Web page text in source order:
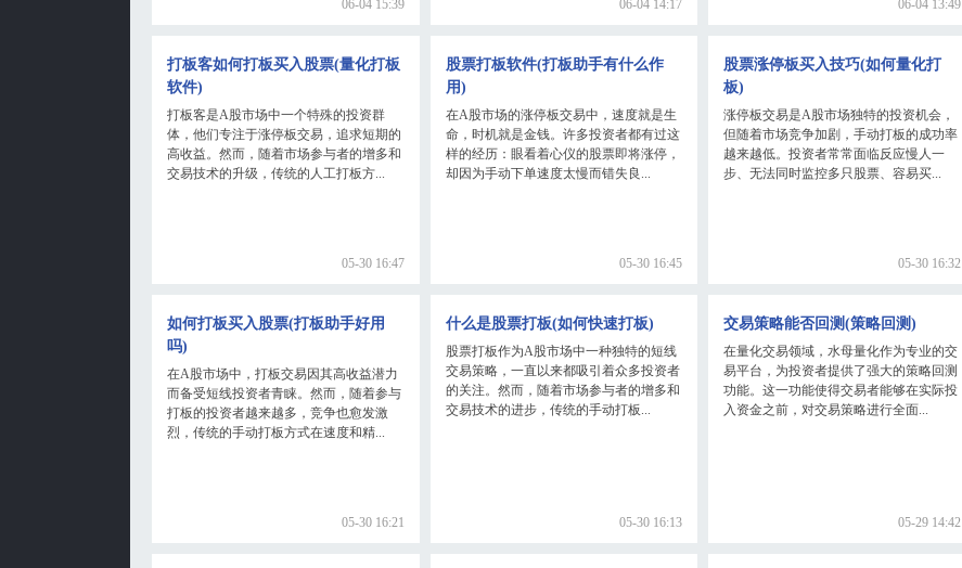
06-04 15:39 06-04 14:17 06-04 13:49
打板客如何打板买入股票(量化打板
软件)
打板客是A股市场中一个特殊的投资群
体，他们专注于涨停板交易，追求短期的
高收益。然而，随着市场参与者的增多和
交易技术的升级，传统的人工打板方...
05-30 16:47
股票打板软件(打板助手有什么作
用)
在A股市场的涨停板交易中，速度就是生
命，时机就是金钱。许多投资者都有过这
样的经历：眼看着心仪的股票即将涨停，
却因为手动下单速度太慢而错失良...
05-30 16:45
股票涨停板买入技巧(如何量化打
板)
涨停板交易是A股市场独特的投资机会，
但随着市场竞争加剧，手动打板的成功率
越来越低。投资者常常面临反应慢人一
步、无法同时监控多只股票、容易买...
05-30 16:32
如何打板买入股票(打板助手好用
吗)
在A股市场中，打板交易因其高收益潜力
而备受短线投资者青睐。然而，随着参与
打板的投资者越来越多，竞争也愈发激
烈，传统的手动打板方式在速度和精...
05-30 16:21
什么是股票打板(如何快速打板)
股票打板作为A股市场中一种独特的短线
交易策略，一直以来都吸引着众多投资者
的关注。然而，随着市场参与者的增多和
交易技术的进步，传统的手动打板...
05-30 16:13
交易策略能否回测(策略回测)
在量化交易领域，水母量化作为专业的交
易平台，为投资者提供了强大的策略回测
功能。这一功能使得交易者能够在实际投
入资金之前，对交易策略进行全面...
05-29 14:42